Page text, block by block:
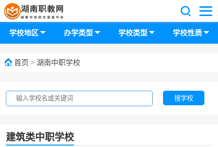
首页 > 湖南中职学校
学校地区 办学类型 学校类型 学校性质
搜学校
建筑类中职学校